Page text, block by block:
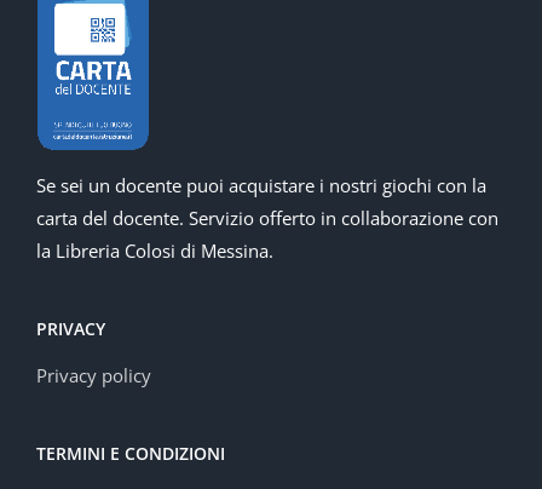
Se sei un docente puoi acquistare i nostri giochi con la
carta del docente. Servizio offerto in collaborazione con
la Libreria Colosi di Messina.
PRIVACY
Privacy policy
TERMINI E CONDIZIONI